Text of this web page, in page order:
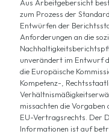
Aus Arbeitgebersicht
zum Prozess der
Entwürfen der
Anforderungen an die
unverändert im Entwurf
die Europäische
Kompetenz-,
missachten die Vorgaben
EU-Vertragsrechts. Der
Informationen ist auf